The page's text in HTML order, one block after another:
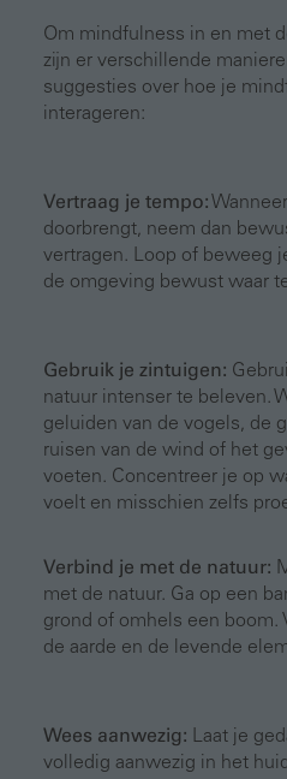
Om mindfulness in en met
zijn er verschillende
suggesties over hoe je
interageren:
Vertraag je tempo:
doorbrengt, neem dan
vertragen. Loop of beweeg
de omgeving bewust waar
Gebruik je zintuigen:
natuur intenser te beleven.
geluiden van de vogels, de
ruisen van de wind of het
voeten. Concentreer je op
voelt en misschien zelfs
Verbind je met de natuur:
met de natuur. Ga op een
grond of omhels een boom.
de aarde en de levende
Wees aanwezig: Laat je
volledig aanwezig in het